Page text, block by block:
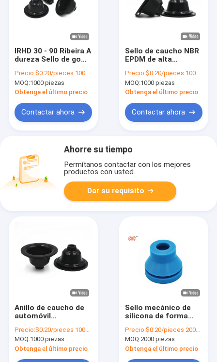
IRHD 30 - 90 Ribeira A
dureza Sello de goma
Sellos de botas de
goma negro
personalizados
Precio:$0.20/pieces 1000-4999 pieces
MOQ:1000 piezas
Obtenga el último precio
Contactar ahora
Sello de caucho NBR
EPDM de alta
mecánico de
cubierta de caucho
de silicona
Precio:$0.20/pieces 1000-4999 pieces
MOQ:1000 piezas
Obtenga el último precio
Contactar ahora
Ahorre su tiempo
Permítanos contactar con los mejores
productos con usted.
Dar su requisito
Anillo de caucho de
automóvil
EPDM cubierta de
caucho de silicona
Bellows sello
mecánico
Precio:$0.20/pieces 1000-4999 pieces
MOQ:1000 piezas
Obtenga el último precio
Sello mecánico de
silicona de forma
mecánico de goma
para cubrir el polvo
personalizado
Precio:$0.20/pieces 2000-4999 pieces
MOQ:2000 piezas
Obtenga el último precio